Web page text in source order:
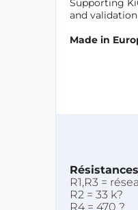
Supporting
and
Made in
R1,R3 =
R2 = 33 k?
R4 = 470 ?